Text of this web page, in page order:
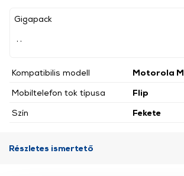
Gigapack
Kompatibilis modell
Motorola
Mobiltelefon tok típusa
Flip
Szín
Fekete
Részletes ismertető